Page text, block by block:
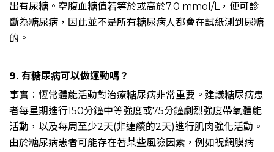
出有尿糖。空腹血糖值若等於或高於7.0 mmol/L，便可診
斷為糖尿病，因此並不是所有糖尿病人都會在試紙測到尿糖
的。
9. 有糖尿病可以做運動嗎？
事實︰恆常體能活動對治療糖尿病非常重要。建議糖尿病患
者每星期進行150分鐘中等強度或75分鐘劇烈強度帶氧體能
活動，以及每周至少2天(非連續的2天)進行肌肉強化活動。
由於糖尿病患者可能存在著某些風險因素，例如視網膜病